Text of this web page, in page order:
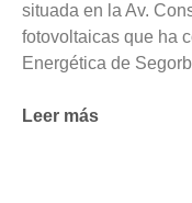
situada en la Av.
fotovoltaicas que ha
Energética de
Leer más